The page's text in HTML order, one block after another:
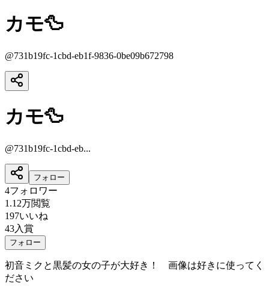
カモ🦆
@731b19fc-1cbd-eb1f-9836-0be09b672798
カモ🦆
@731b19fc-1cbd-eb...
フォロー
4フォロワー
1.12万閲覧
197いいね
43入賞
フォロー
初音ミクと黒髪の女の子が大好き！ 画像は好きに使ってく
ださい